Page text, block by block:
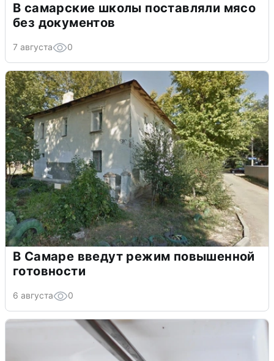
В самарские школы поставляли мясо
без документов
7 августа 0
В Самаре введут режим повышенной
готовности
6 августа 0